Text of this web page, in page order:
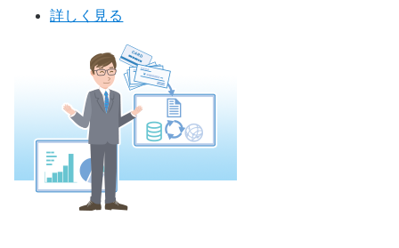
詳しく見る